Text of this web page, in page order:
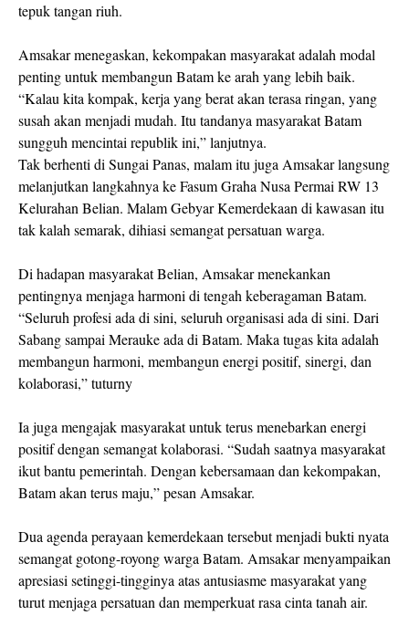
tepuk tangan riuh.
Amsakar menegaskan, kekompakan masyarakat adalah modal
penting untuk membangun Batam ke arah yang lebih baik.
“Kalau kita kompak, kerja yang berat akan terasa ringan, yang
susah akan menjadi mudah. Itu tandanya masyarakat Batam
sungguh mencintai republik ini,” lanjutnya.
Tak berhenti di Sungai Panas, malam itu juga Amsakar langsung
melanjutkan langkahnya ke Fasum Graha Nusa Permai RW 13
Kelurahan Belian. Malam Gebyar Kemerdekaan di kawasan itu
tak kalah semarak, dihiasi semangat persatuan warga.
Di hadapan masyarakat Belian, Amsakar menekankan
pentingnya menjaga harmoni di tengah keberagaman Batam.
“Seluruh profesi ada di sini, seluruh organisasi ada di sini. Dari
Sabang sampai Merauke ada di Batam. Maka tugas kita adalah
membangun harmoni, membangun energi positif, sinergi, dan
kolaborasi,” tuturny
Ia juga mengajak masyarakat untuk terus menebarkan energi
positif dengan semangat kolaborasi. “Sudah saatnya masyarakat
ikut bantu pemerintah. Dengan kebersamaan dan kekompakan,
Batam akan terus maju,” pesan Amsakar.
Dua agenda perayaan kemerdekaan tersebut menjadi bukti nyata
semangat gotong-royong warga Batam. Amsakar menyampaikan
apresiasi setinggi-tingginya atas antusiasme masyarakat yang
turut menjaga persatuan dan memperkuat rasa cinta tanah air.